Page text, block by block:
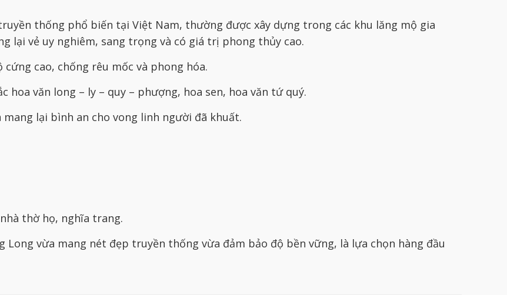
thống phổ biến tại Việt Nam, thường được xây dựng trong các khu lăng mộ gia
lại vẻ uy nghiêm, sang trọng và có giá trị phong thủy cao.
cao, chống rêu mốc và phong hóa.
hoa văn long – ly – quy – phượng, hoa sen, hoa văn tứ quý.
lại bình an cho vong linh người đã khuất.
thờ họ, nghĩa trang.
Long vừa mang nét đẹp truyền thống vừa đảm bảo độ bền vững, là lựa chọn hàng đầu